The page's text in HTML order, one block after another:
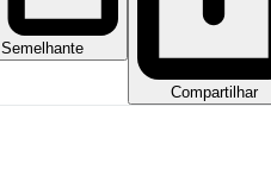
Semelhante
Compartilhar